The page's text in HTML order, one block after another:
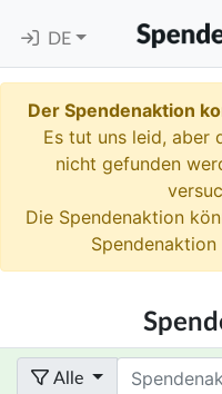
DE
Der Spendenaktion
Es tut uns leid, aber
nicht gefunden
Die Spendenaktion
Alle Term